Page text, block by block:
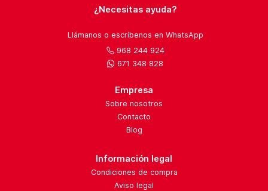
¿Necesitas ayuda?
Llámanos o escríbenos en WhatsApp
968 244 924
671 348 828
Empresa
Sobre nosotros
Contacto
Blog
Información legal
Condiciones de compra
Aviso legal